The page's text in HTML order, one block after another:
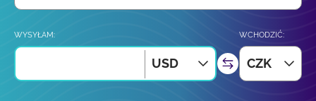
WYSYŁAM:
USD
WCHODZIĆ:
CZK